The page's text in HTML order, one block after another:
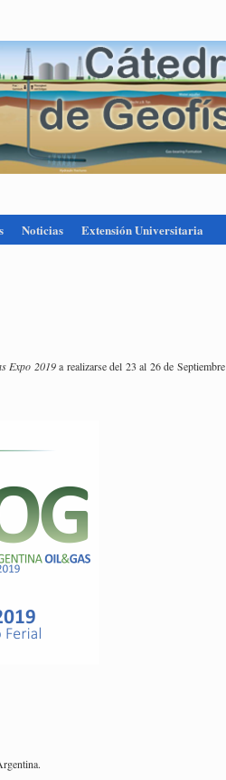
Noticias Extensión Universitaria
Expo 2019a rea­li­zar­se del 23 al 26 de